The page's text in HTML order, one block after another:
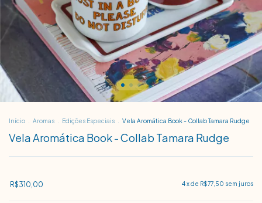
Início Aromas Edições Especiais Vela Aromática Book - Collab Tamara Rudge
Vela Aromática Book - Collab Tamara Rudge
R$310,00 4x de R$77,50 sem juros